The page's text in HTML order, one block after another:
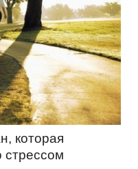
которая
стрессом